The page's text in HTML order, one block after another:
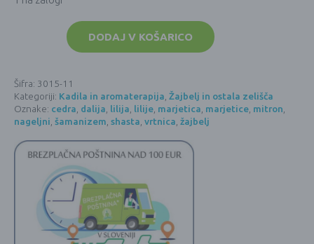
in
MITRONOM
-
10
cm
DODAJ V KOŠARICO
Šifra: 3015-11
Kategoriji: Kadila in aromaterapija, Žajbelj in ostala zelišča
Oznake: cedra, dalija, lilija, lilije, marjetica, marjetice, mitron,
nageljni, šamanizem, shasta, vrtnica, žajbelj